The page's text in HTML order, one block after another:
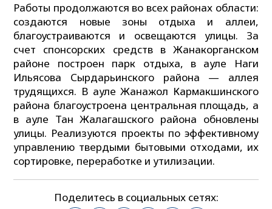
Работы продолжаются во всех районах области:
создаются новые зоны отдыха и аллеи,
благоустраиваются и освещаются улицы. За
счет спонсорских средств в Жанакорганском
районе построен парк отдыха, в ауле Наги
Ильясова Сырдарьинского района — аллея
трудящихся. В ауле Жанажол Кармакшинского
района благоустроена центральная площадь, а
в ауле Тан Жалагашского района обновлены
улицы. Реализуются проекты по эффективному
управлению твердыми бытовыми отходами, их
сортировке, переработке и утилизации.
Поделитесь в социальных сетях: